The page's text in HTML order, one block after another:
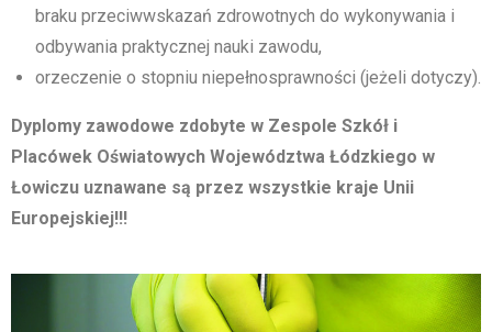
braku przeciwwskazań zdrowotnych do wykonywania i
odbywania praktycznej nauki zawodu,
orzeczenie o stopniu niepełnosprawności (jeżeli dotyczy).
Dyplomy zawodowe zdobyte w Zespole Szkół i
Placówek Oświatowych Województwa Łódzkiego w
Łowiczu uznawane są przez wszystkie kraje Unii
Europejskiej!!!